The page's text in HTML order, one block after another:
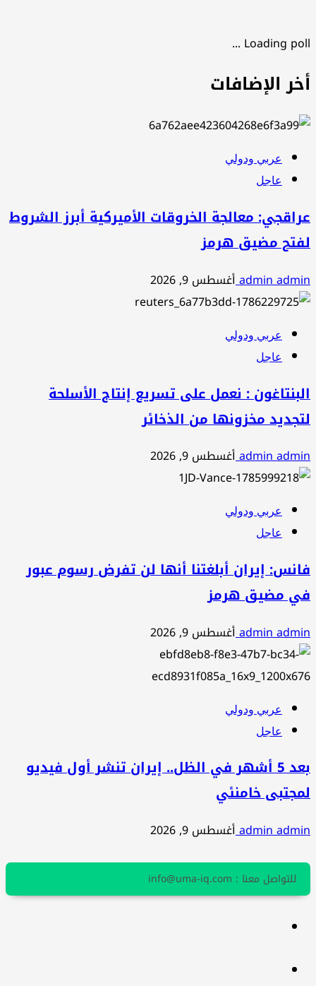
Loading poll ...
أخر الإضافات
عربي ودولي
عاجل
عراقجي: معالجة الخروقات الأميركية أبرز الشروط
لفتح مضيق هرمز
admin adminأغسطس 9, 2026
عربي ودولي
عاجل
البنتاغون : نعمل على تسريع إنتاج الأسلحة
لتجديد مخزونها من الذخائر
admin adminأغسطس 9, 2026
عربي ودولي
عاجل
فانس: إيران أبلغتنا أنها لن تفرض رسوم عبور
في مضيق هرمز
admin adminأغسطس 9, 2026
عربي ودولي
عاجل
بعد 5 أشهر في الظل.. إيران تنشر أول فيديو
لمجتبى خامنئي
admin adminأغسطس 9, 2026
للتواصل معنا : info@uma-iq.com